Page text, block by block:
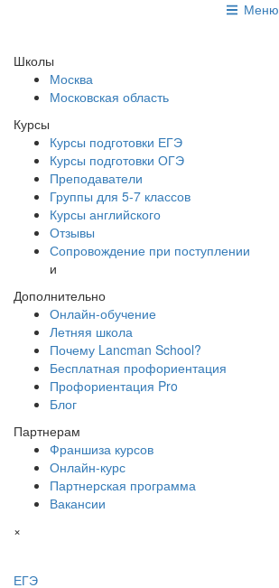
Меню
Школы
Москва
Московская область
Курсы
Курсы подготовки ЕГЭ
Курсы подготовки ОГЭ
Преподаватели
Группы для 5-7 классов
Курсы английского
Отзывы
Сопровождение при поступлении
и
Дополнительно
Онлайн-обучение
Летняя школа
Почему Lancman School?
Бесплатная профориентация
Профориентация Pro
Блог
Партнерам
Франшиза курсов
Онлайн-курс
Партнерская программа
Вакансии
×
ЕГЭ